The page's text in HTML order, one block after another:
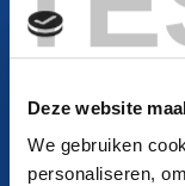
Deze website
We gebruiken
personaliseren,